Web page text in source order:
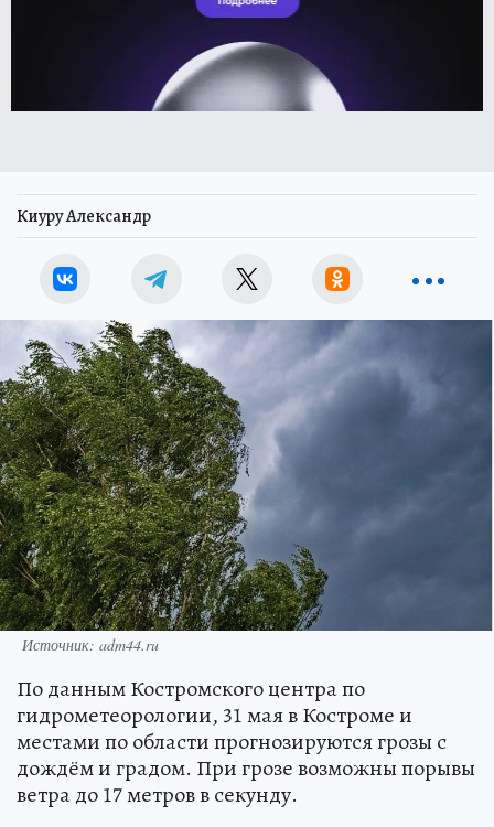
Киуру Александр
Источник: adm44.ru
По данным Костромского центра по
гидрометеорологии, 31 мая в Костроме и
местами по области прогнозируются грозы с
дождём и градом. При грозе возможны порывы
ветра до 17 метров в секунду.